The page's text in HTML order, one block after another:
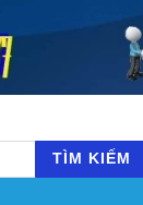
TÌM KIẾM